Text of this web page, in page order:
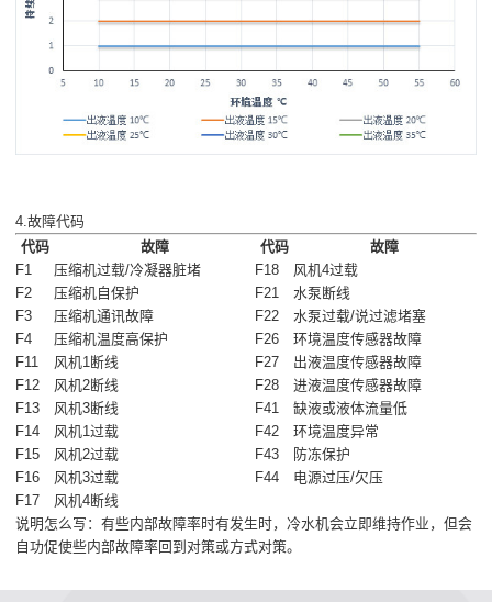
4.故障代码
代码
故障 代码
故障
F1
压缩机过载/冷凝器脏堵 F18
风机4过载
F2
压缩机自保护 F21
水泵断线
F3
压缩机通讯故障 F22
水泵过载/说过滤堵塞
F4
压缩机温度高保护 F26
环境温度传感器故障
F11
风机1断线 F27
出液温度传感器故障
F12
风机2断线 F28
进液温度传感器故障
F13
风机3断线 F41
缺液或液体流量低
F14
风机1过载 F42
环境温度异常
F15
风机2过载 F43
防冻保护
F16
风机3过载 F44
电源过压/欠压
F17
风机4断线
说明怎么写：有些内部故障率时有发生时，冷水机会立即维持作业，但会
自功促使些内部故障率回到对策或方式对策。